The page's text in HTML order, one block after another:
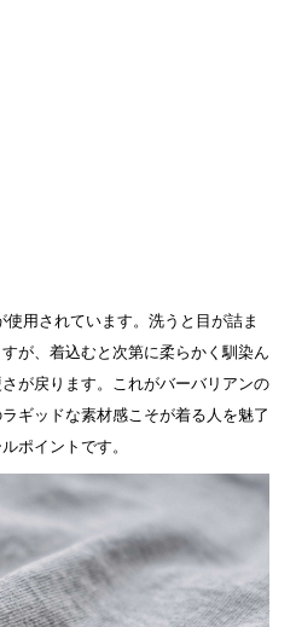
用されています。洗うと目が詰ま
が、着込むと次第に柔らかく馴染ん
が戻ります。これがバーバリアンの
ギッドな素材感こそが着る人を魅了
ポイントです。